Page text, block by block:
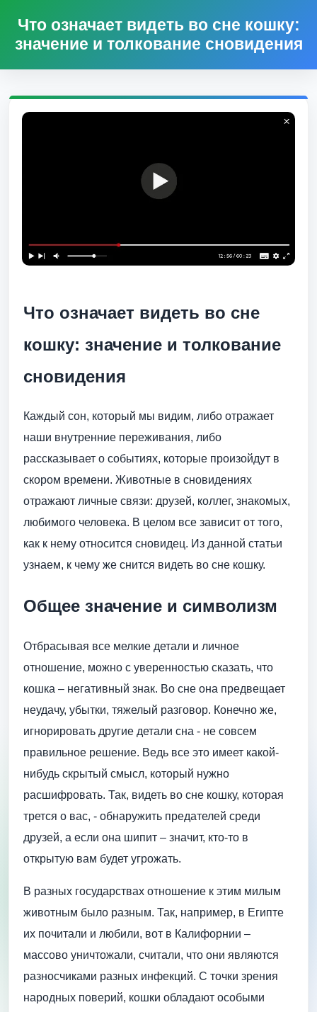
Что означает видеть во сне кошку:
значение и толкование сновидения
Что означает видеть во сне
кошку: значение и толкование
сновидения
Каждый сон, который мы видим, либо отражает
наши внутренние переживания, либо
рассказывает о событиях, которые произойдут в
скором времени. Животные в сновидениях
отражают личные связи: друзей, коллег, знакомых,
любимого человека. В целом все зависит от того,
как к нему относится сновидец. Из данной статьи
узнаем, к чему же снится видеть во сне кошку.
Общее значение и символизм
Отбрасывая все мелкие детали и личное
отношение, можно с уверенностью сказать, что
кошка – негативный знак. Во сне она предвещает
неудачу, убытки, тяжелый разговор. Конечно же,
игнорировать другие детали сна - не совсем
правильное решение. Ведь все это имеет какой-
нибудь скрытый смысл, который нужно
расшифровать. Так, видеть во сне кошку, которая
трется о вас, - обнаружить предателей среди
друзей, а если она шипит – значит, кто-то в
открытую вам будет угрожать.
В разных государствах отношение к этим милым
животным было разным. Так, например, в Египте
их почитали и любили, вот в Калифорнии –
массово уничтожали, считали, что они являются
разносчиками разных инфекций. С точки зрения
народных поверий, кошки обладают особыми